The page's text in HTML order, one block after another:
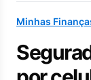
Minhas